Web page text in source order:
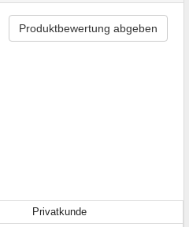
Produktbewertung abgeben
Privatkunde